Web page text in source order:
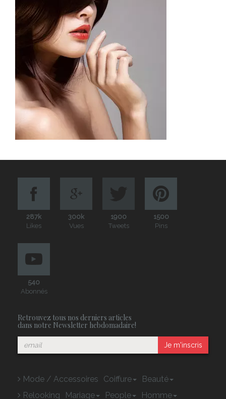
287k
Likes
300k
Vues
1900
Tweets
1500
Pins
540
Abonnés
Retrouvez tous nos derniers articles
dans notre Newsletter hebdomadaire!
Je m'inscris
Mode / Accessoires Coiffure
Beauté
Relooking
Mariage People Homme